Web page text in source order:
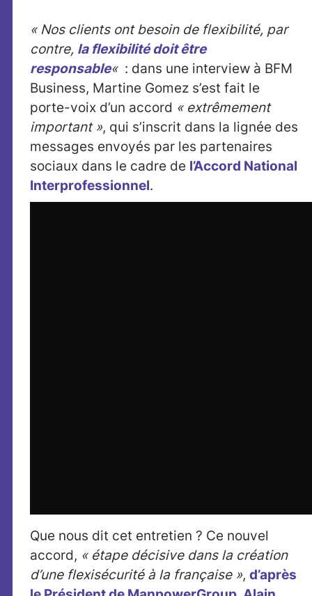
« Nos clients ont besoin de flexibilité, par
contre, la flexibilité doit être
responsable« : dans une interview à BFM
Business, Martine Gomez s’est fait le
porte-voix d’un accord « extrêmement
important », qui s’inscrit dans la lignée des
messages envoyés par les partenaires
sociaux dans le cadre de l’Accord National
Interprofessionnel.
Que nous dit cet entretien ? Ce nouvel
accord, « étape décisive dans la création
d’une flexisécurité à la française », d’après